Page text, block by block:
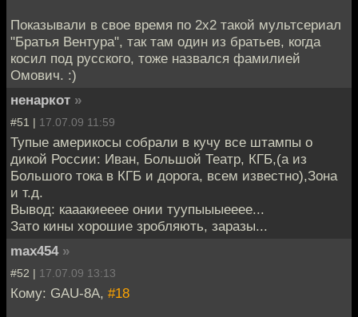
Показывали в свое время по 2х2 такой мультсериал
"Братья Вентура", так там один из братьев, когда
косил под русского, тоже назвался фамилией
Омович. :)
ненаркот »
#51 | 17.07.09 11:59
Тупые америкосы собрали в кучу все штампы о
дикой России: Иван, Большой Театр, КГБ,(а из
Большого тока в КГБ и дорога, всем известно),Зона
и т.д.
Вывод: кааакиееее онии туупыыыееее...
Зато кины хорошие зробляють, заразы...
max454 »
#52 | 17.07.09 13:13
Кому: GAU-8A, #18